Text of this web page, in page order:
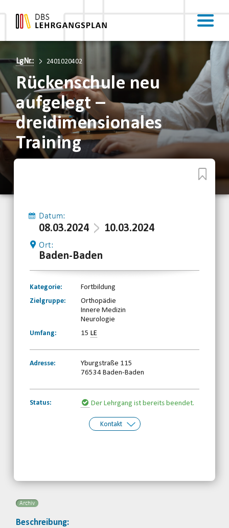
LgNr.: 2401020402
Rückenschule neu
aufgelegt –
dreidimensionales
Training
Datum:
08.03.2024 10.03.2024
Ort:
Baden-Baden
Kategorie:
Fortbildung
Zielgruppe:
Orthopädie
Innere Medizin
Neurologie
Umfang:
15LE
Adresse:
Yburgstraße 115
76534 Baden-Baden
Status: Der Lehrgang ist bereits beendet.
Kontakt
Archiv
Beschreibung: